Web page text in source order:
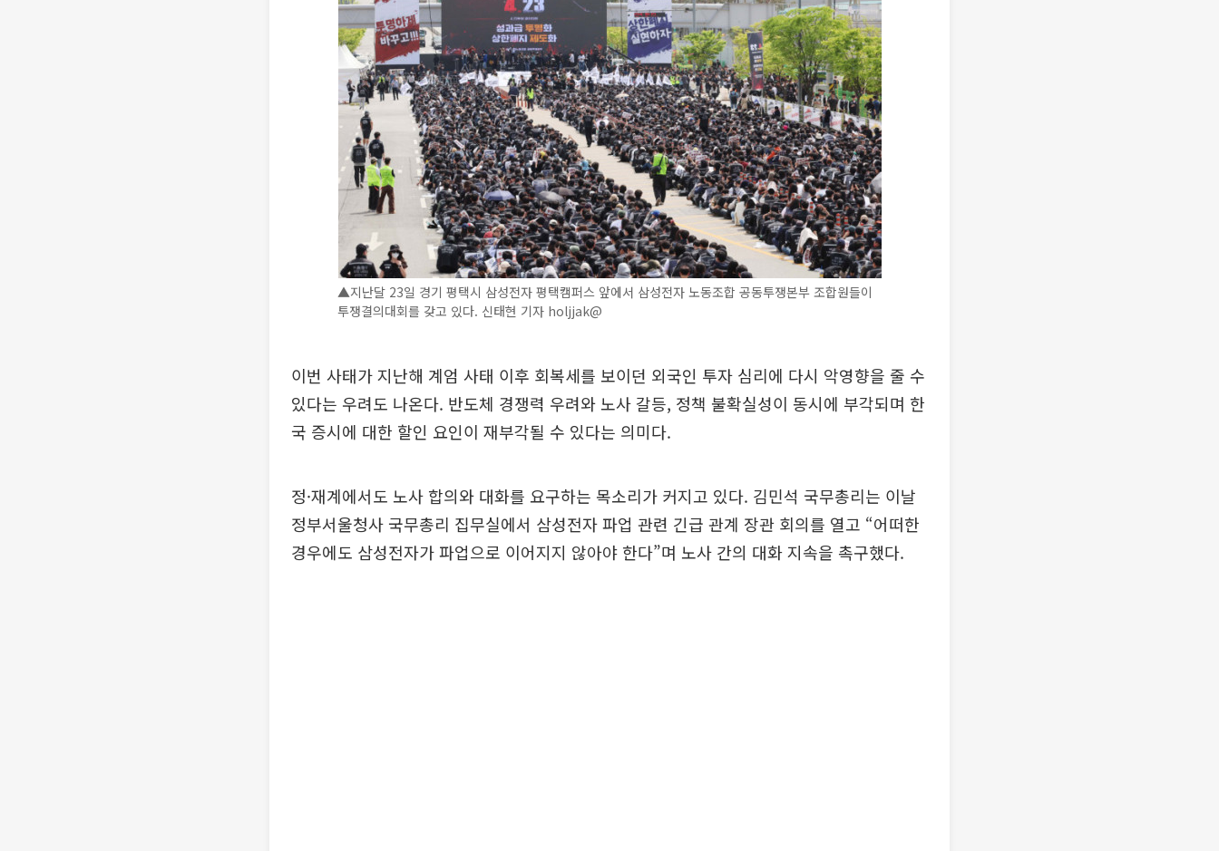
▲지난달 23일 경기 평택시 삼성전자 평택캠퍼스 앞에서 삼성전자 노동조합 공동투쟁본부 조합원들이
투쟁결의대회를 갖고 있다. 신태현 기자 holjjak@
이번 사태가 지난해 계엄 사태 이후 회복세를 보이던 외국인 투자 심리에 다시 악영향을 줄 수
있다는 우려도 나온다. 반도체 경쟁력 우려와 노사 갈등, 정책 불확실성이 동시에 부각되며 한
국 증시에 대한 할인 요인이 재부각될 수 있다는 의미다.
정·재계에서도 노사 합의와 대화를 요구하는 목소리가 커지고 있다. 김민석 국무총리는 이날
정부서울청사 국무총리 집무실에서 삼성전자 파업 관련 긴급 관계 장관 회의를 열고 “어떠한
경우에도 삼성전자가 파업으로 이어지지 않아야 한다”며 노사 간의 대화 지속을 촉구했다.